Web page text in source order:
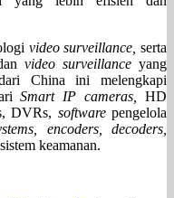
video surveillance, serta
video surveillance yang
China ini melengkapi
Smart IP cameras,
HD
DVRs, softwarepengelola
encoders, decoders,
keamanan.